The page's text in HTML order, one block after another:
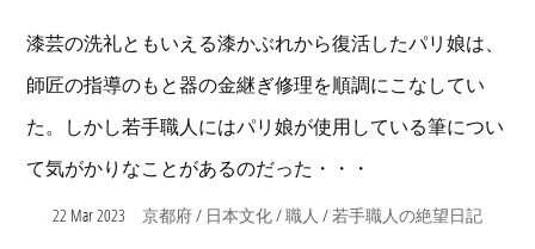
漆芸の洗礼ともいえる漆かぶれから復活したパリ娘は、
師匠の指導のもと器の金継ぎ修理を順調にこなしてい
た。しかし若手職人にはパリ娘が使用している筆につい
て気がかりなことがあるのだった・・・
22 Mar 2023 京都府/ 日本文化/職人 /若手職人の絶望日記